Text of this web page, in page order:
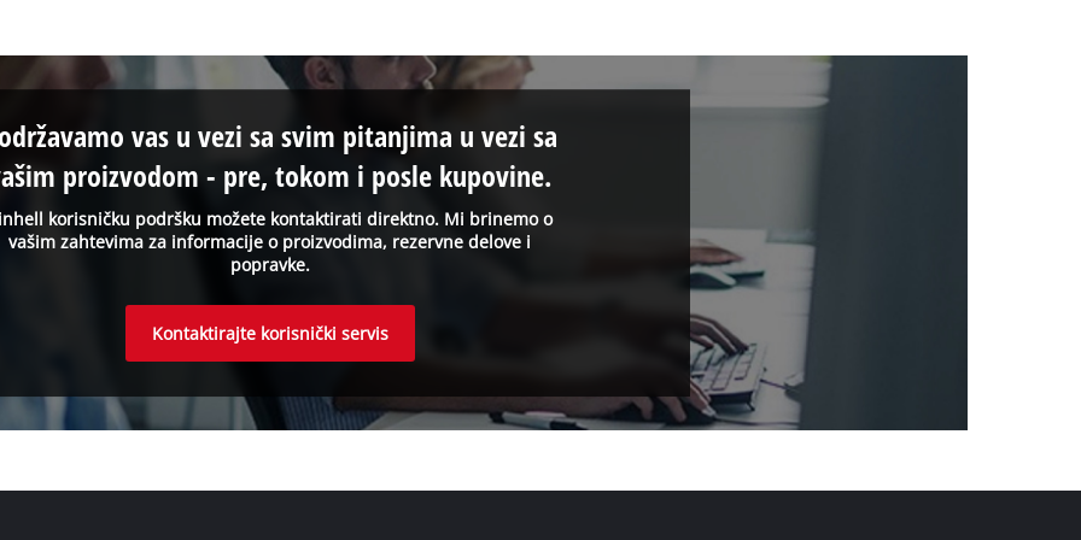
korisničku podršku možete kontaktirati direktno. Mi brinemo o
vašim zahtevima za informacije o proizvodima, rezervne delove i
popravke.
vas u vezi sa svim pitanjima u vezi sa
proizvodom - pre, tokom i posle kupovine.
Kontaktirajte korisnički servis